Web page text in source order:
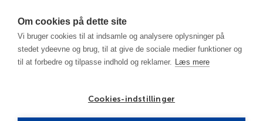
Om cookies på dette site
Vi bruger cookies til at indsamle og analysere oplysninger på
stedet ydeevne og brug, til at give de sociale medier funktioner og
til at forbedre og tilpasse indhold og reklamer. Læs mere
Cookies-indstillinger